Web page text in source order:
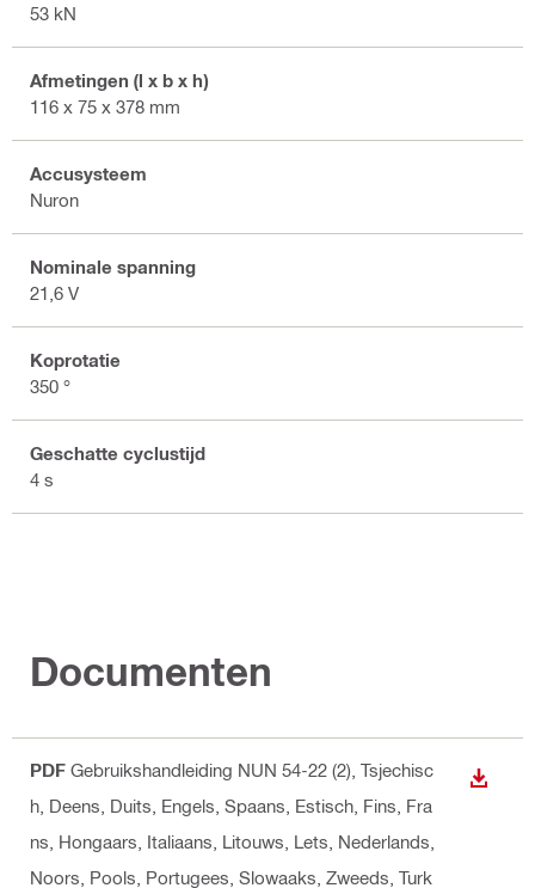
53 kN
Afmetingen (l x b x h)
116 x 75 x 378 mm
Accusysteem
Nuron
Nominale spanning
21,6 V
Koprotatie
350 °
Geschatte cyclustijd
4 s
Documenten
PDF Gebruikshandleiding NUN 54-22 (2) , Tsjechisc
h, Deens, Duits, Engels, Spaans, Estisch, Fins, Fra
ns, Hongaars, Italiaans, Litouws, Lets, Nederlands,
Noors, Pools, Portugees, Slowaaks, Zweeds, Turk